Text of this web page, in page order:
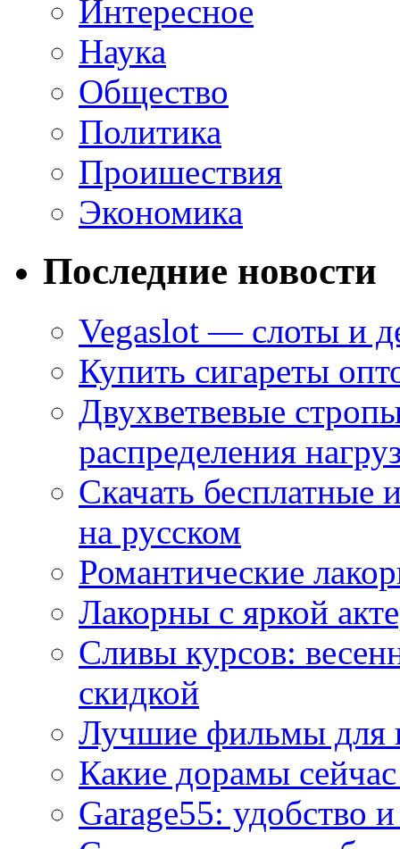
Интересное
Наука
Общество
Политика
Проишествия
Экономика
Последние новости
Vegaslot — слоты и
Купить сигареты
Двухветвевые
распределения
Скачать
на русском
Романтические
Лакорны с яркой
Сливы курсов:
скидкой
Лучшие фильмы для
Какие дорамы
Garage55: удобство